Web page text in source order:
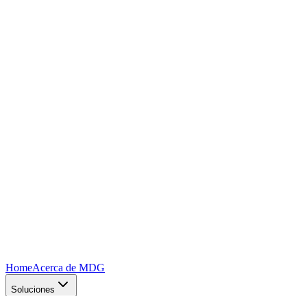
HomeAcerca de MDG
Soluciones